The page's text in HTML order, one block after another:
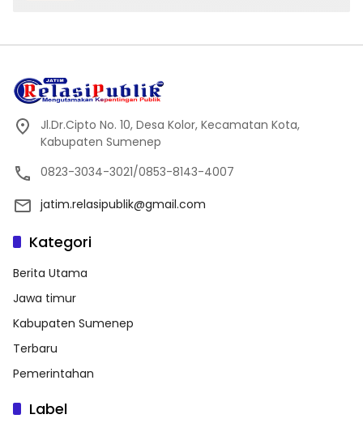
Jl.Dr.Cipto No. 10, Desa Kolor, Kecamatan Kota,
Kabupaten Sumenep
0823-3034-3021/0853-8143-4007
jatim.relasipublik@gmail.com
Kategori
Berita Utama
Jawa timur
Kabupaten Sumenep
Terbaru
Pemerintahan
Label